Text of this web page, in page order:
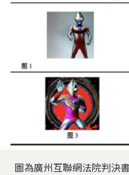
圖為廣州互聯網法院判決